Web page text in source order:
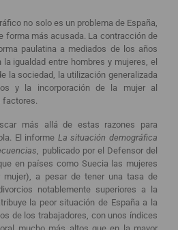
no solo es un problema de España,
forma más acusada. La contracción de
paulatina a mediados de los años
igualdad entre hombres y mujeres, el
la sociedad, la utilización generalizada
y la incorporación de la mujer al
factores.
más allá de estas razones para
El informe La situación demográfica
, publicado por el Defensor del
en países como Suecia las mujeres
mujer), a pesar de tener una tasa de
notablemente superiores a la
la peor situación de España a la
de los trabajadores, con unos índices